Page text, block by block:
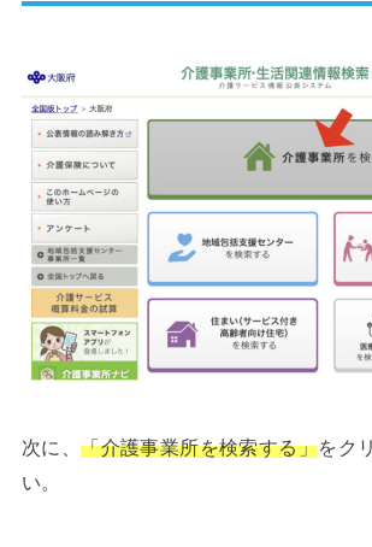
次に、「介護事業所を検索する」をク
い。